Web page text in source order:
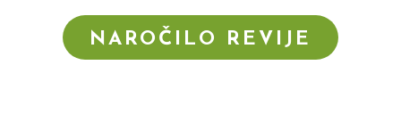
NAROČILO REVIJE